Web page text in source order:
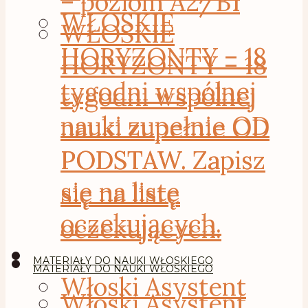
WŁOSKIE
HORYZONTY – 18
tygodni wspólnej
nauki zupełnie OD
PODSTAW. Zapisz
się na listę
oczekujących.
MATERIAŁY DO NAUKI WŁOSKIEGO
WŁOSKIE
HORYZONTY – 18
tygodni wspólnej
nauki zupełnie OD
PODSTAW. Zapisz
się na listę
oczekujących.
MATERIAŁY DO NAUKI WŁOSKIEGO
Włoski Asystent